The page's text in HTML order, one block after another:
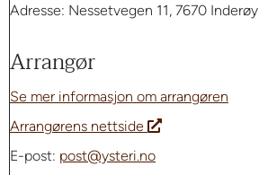
Adresse: Nessetvegen 11, 7670 Inderøy
Arrangør
Se mer informasjon om arrangøren
Arrangørens nettside
E-post: post@ysteri.no